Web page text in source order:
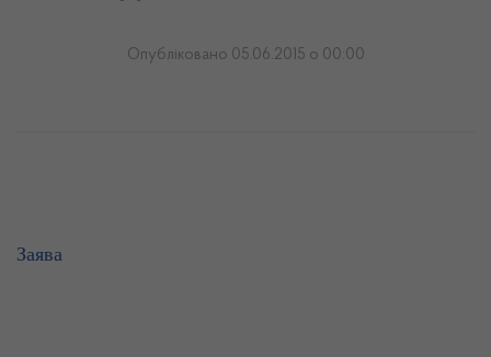
Опубліковано 05.06.2015 о 00:00
Заява